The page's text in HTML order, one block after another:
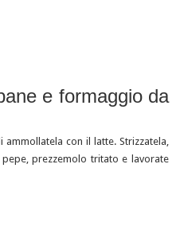
e formaggio da
con il latte. Strizzatela,
prezzemolo tritato e lavorate